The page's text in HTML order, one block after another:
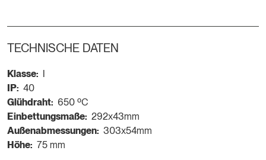
TECHNISCHE DATEN
Klasse:
IP: 40
Glühdraht: 650 ºC
Einbettungsmaße: 292x43mm
Außenabmessungen: 303x54mm
Höhe: 75 mm